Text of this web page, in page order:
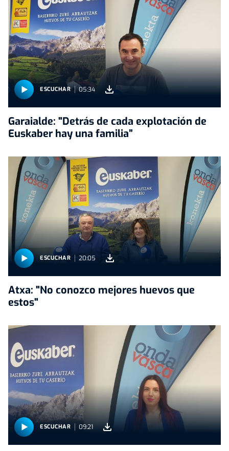
ESCUCHAR 05:34
Garaialde: "Detrás de cada explotación de
Euskaber hay una familia”
ESCUCHAR 20:05
Atxa: "No conozco mejores huevos que
estos"
ESCUCHAR 09:21